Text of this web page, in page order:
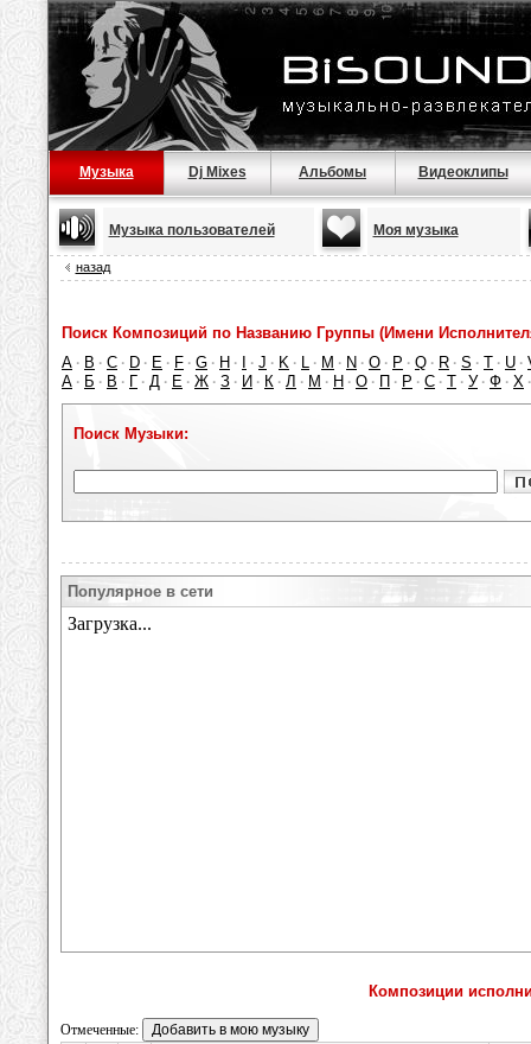
Музыка Dj Mixes Альбомы Видеоклипы
Музыка пользователей Моя музыка
назад
Поиск Композиций по Названию Группы (Имени
A · B · C · D · E · F · G · H · · J · K · L · M · N · O · P · Q · R · S · T · U ·
А · Б · В · Г · Д · Е · Ж · З · И · К · Л · М · Н · О · П · Р · С · Т · У · Ф · Х
Поиск Музыки:
Популярное в сети
Композиции
Отмеченные: